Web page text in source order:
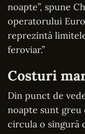
noapte”, spune
operatorului
reprezintă
feroviar.”
Costuri
Din punct de
noapte sunt greu
circula o singură